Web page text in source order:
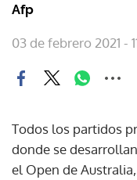
Afp
03 de febrero 2021 -
Todos los partidos
donde se
el Open de